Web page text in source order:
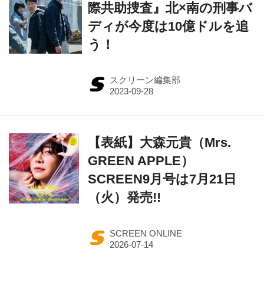
際共助捜査』北×南の刑事バ
ディが今度は10億ドルを追
う！
スクリーン編集部
【表紙】大森元貴（Mrs.
GREEN APPLE）
SCREEN9月号は7月21日
（火）発売!!
SCREEN ONLINE